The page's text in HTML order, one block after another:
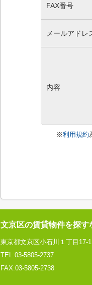
FAX番号
メールアドレ
内容
※利用規約
文京区の賃貸物件を探
東京都文京区小石川１丁目17-
TEL:03-5805-2737
FAX:03-5805-2738